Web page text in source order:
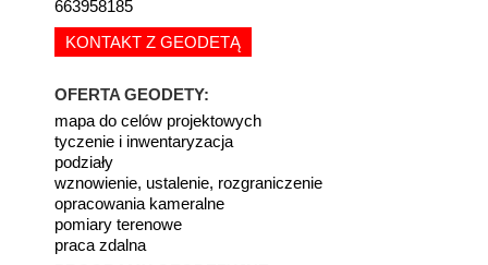
663958185
KONTAKT Z GEODETĄ
OFERTA GEODETY:
mapa do celów projektowych
tyczenie i inwentaryzacja
podziały
wznowienie, ustalenie, rozgraniczenie
opracowania kameralne
pomiary terenowe
praca zdalna